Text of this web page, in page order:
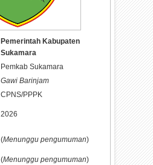
Pemerintah Kabupaten
Sukamara
Pemkab Sukamara
Gawi Barinjam
CPNS/PPPK
2026
(Menunggu pengumuman)
(Menunggu pengumuman)